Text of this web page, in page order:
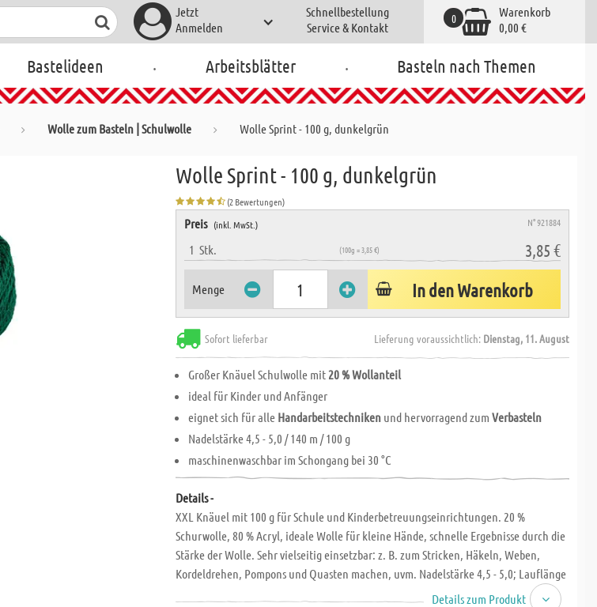
Jetzt
Anmelden
Schnellbestellung
Service & Kontakt
Warenkorb
0,00 €
0
Bastelideen . Arbeitsblätter . Basteln nach Themen
Wolle zum Basteln | Schulwolle Wolle Sprint - 100 g, dunkelgrün
Wolle Sprint - 100 g, dunkelgrün
(2 Bewertungen)
Preis (inkl. MwSt.) N° 921884
1Stk. (100g = 3,85 €) 3,85 €
Menge In den Warenkorb
Sofort lieferbar Lieferung voraussichtlich: Dienstag, 11. August
Großer Knäuel Schulwolle mit20 % Wollanteil
ideal für Kinder und Anfänger
eignet sich für alle Handarbeitstechniken und hervorragend zumVerbasteln
Nadelstärke 4,5 - 5,0 / 140 m / 100 g
maschinenwaschbar im Schongang bei 30 °C
Details -
XXL Knäuel mit 100 g für Schule und Kinderbetreuungseinrichtungen. 20 %
Schurwolle, 80 % Acryl, ideale Wolle für kleine Hände, schnelle Ergebnisse durch die
Stärke der Wolle. Sehr vielseitig einsetzbar: z. B. zum Stricken, Häkeln, Weben,
Kordeldrehen, Pompons und Quasten machen, uvm. Nadelstärke 4,5 - 5,0; Lauflänge
ca. 140 m, maschinenwaschbar im Schongang bei 30 °C. Knäuel 100 g, Lauflänge 140
Details zum Produkt